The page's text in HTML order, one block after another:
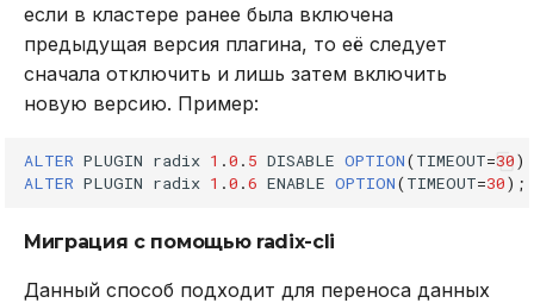
zpopmin
zrandmember
zrange
если в кластере ранее была включена
предыдущая версия плагина, то её следует
сначала отключить и лишь затем включить
новую версию. Пример:
ALTER PLUGIN radix 1 .0 . 5 DISABLE OPTION(TIMEOUT=30);
ALTER PLUGIN radix 1 .0 .6 ENABLE OPTION(TIMEOUT=30);
Миграция с помощью radix-cli
Данный способ подходит для переноса данных